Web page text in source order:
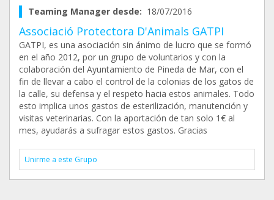
Teaming Manager desde: 18/07/2016
Associació Protectora D'Animals GATPI
GATPI, es una asociación sin ánimo de lucro que se formó
en el año 2012, por un grupo de voluntarios y con la
colaboración del Ayuntamiento de Pineda de Mar, con el
fin de llevar a cabo el control de la colonias de los gatos de
la calle, su defensa y el respeto hacia estos animales. Todo
esto implica unos gastos de esterilización, manutención y
visitas veterinarias. Con la aportación de tan solo 1€ al
mes, ayudarás a sufragar estos gastos. Gracias
Unirme a este Grupo